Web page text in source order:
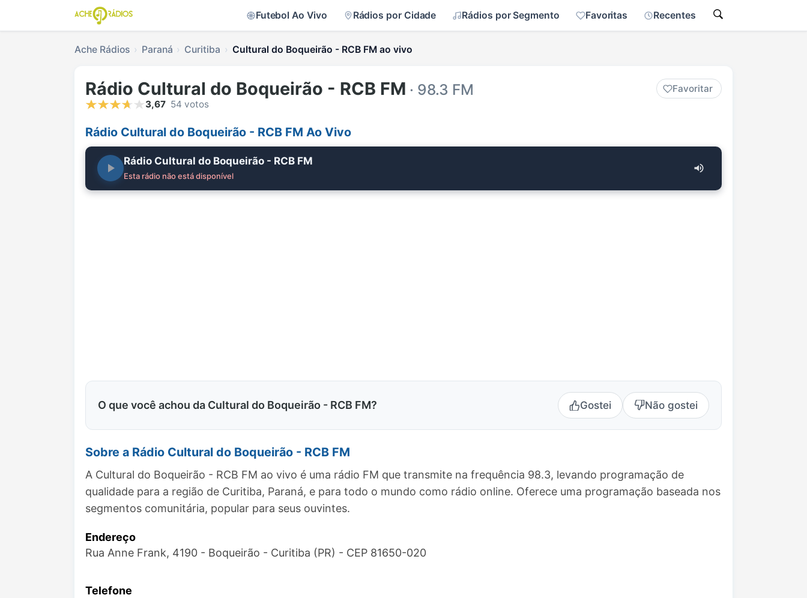
Futebol Ao Vivo Rádios por Cidade Rádios por Segmento Favoritas Recentes
Ache Rádios Paraná Curitiba Cultural do Boqueirão - RCB FM ao vivo
Rádio Cultural do Boqueirão - RCB FM · 98.3 FM
Favoritar
3,67 54 votos
Rádio Cultural do Boqueirão - RCB FM Ao Vivo
Rádio Cultural do Boqueirão - RCB FM
Esta rádio não está disponível
O que você achou da Cultural do Boqueirão - RCB FM? Gostei Não gostei
Sobre a Rádio Cultural do Boqueirão - RCB FM
A Cultural do Boqueirão - RCB FM ao vivo é uma rádio FM que transmite na frequência 98.3, levando programação de
qualidade para a região de Curitiba, Paraná, e para todo o mundo como rádio online. Oferece uma programação baseada nos
segmentos comunitária, popular para seus ouvintes.
Endereço
Rua Anne Frank, 4190 - Boqueirão - Curitiba (PR) - CEP 81650-020
Telefone